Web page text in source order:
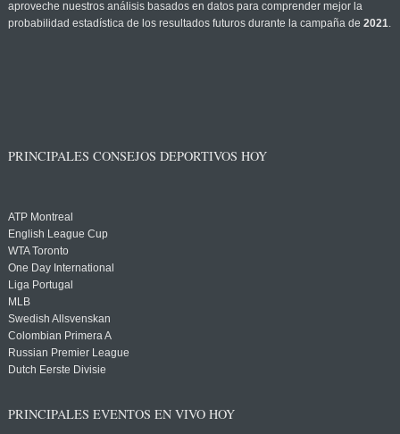
aproveche nuestros análisis basados en datos para comprender mejor la
probabilidad estadística de los resultados futuros durante la campaña de 2021.
PRINCIPALES CONSEJOS DEPORTIVOS HOY
ATP Montreal
English League Cup
WTA Toronto
One Day International
Liga Portugal
MLB
Swedish Allsvenskan
Colombian Primera A
Russian Premier League
Dutch Eerste Divisie
PRINCIPALES EVENTOS EN VIVO HOY